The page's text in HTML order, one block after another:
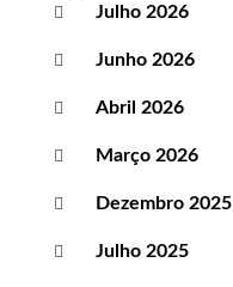
Julho 2026
Junho 2026
Abril 2026
Março 2026
Dezembro 2025
Julho 2025